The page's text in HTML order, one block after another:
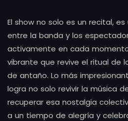
El show no solo es un recital,
entre la banda y los
activamente en cada
vibrante que revive el ritual de
de antaño. Lo más
logra no solo revivir la música
recuperar esa nostalgia
a un tiempo de alegría y